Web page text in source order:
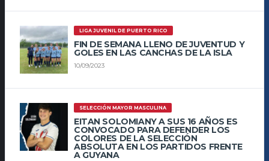
LIGA JUVENIL DE PUERTO RICO
FIN DE SEMANA LLENO DE JUVENTUD Y
GOLES EN LAS CANCHAS DE LA ISLA
10/09/2023
SELECCIÓN MAYOR MASCULINA
EITAN SOLOMIANY A SUS 16 AÑOS ES
CONVOCADO PARA DEFENDER LOS
COLORES DE LA SELECCIÓN
ABSOLUTA EN LOS PARTIDOS FRENTE
A GUYANA